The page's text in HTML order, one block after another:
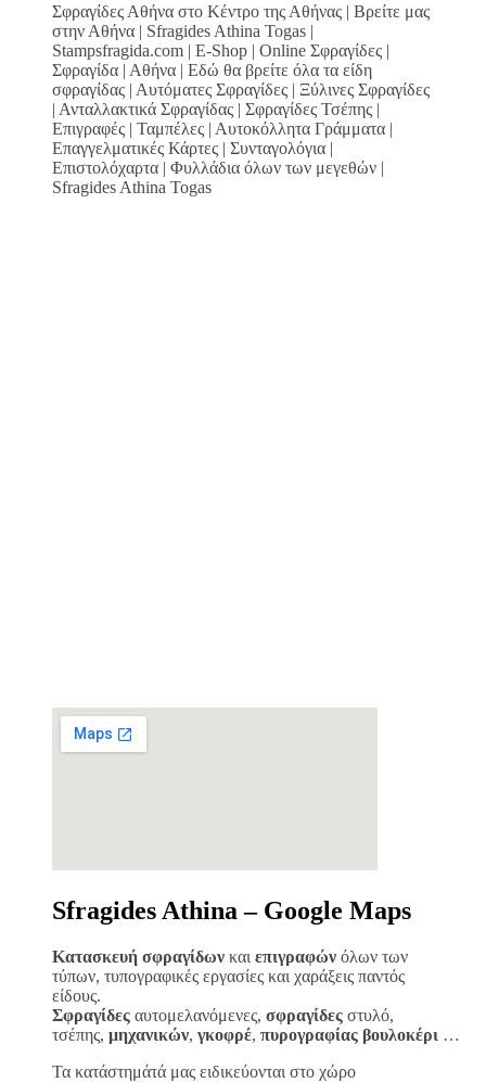
Σφραγίδες Αθήνα στο Κέντρο της Αθήνας | Βρείτε μας
στην Αθήνα | Sfragides Athina Togas |
Stampsfragida.com | E-Shop | Online Σφραγίδες |
Σφραγίδα | Αθήνα | Εδώ θα βρείτε όλα τα είδη
σφραγίδας | Αυτόματες Σφραγίδες | Ξύλινες Σφραγίδες
| Ανταλλακτικά Σφραγίδας | Σφραγίδες Τσέπης |
Επιγραφές | Ταμπέλες | Αυτοκόλλητα Γράμματα |
Επαγγελματικές Κάρτες | Συνταγολόγια |
Επιστολόχαρτα | Φυλλάδια όλων των μεγεθών |
Sfragides Athina Togas
Sfragides Athina – Google Maps
Κατασκευή σφραγίδων και επιγραφών όλων των
τύπων, τυπογραφικές εργασίες και χαράξεις παντός
είδους.
Σφραγίδες αυτομελανόμενες, σφραγίδες στυλό,
τσέπης, μηχανικών, γκοφρέ, πυρογραφίας βουλοκέρι …
Τα κατάστημάτά μας ειδικεύονται στο χώρο